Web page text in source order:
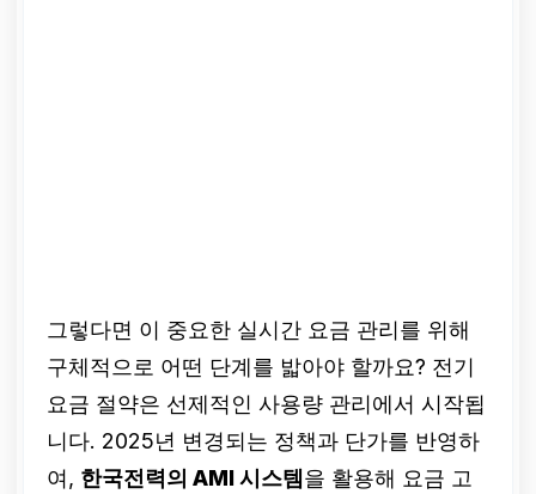
그렇다면 이 중요한 실시간 요금 관리를 위해
구체적으로 어떤 단계를 밟아야 할까요? 전기
요금 절약은 선제적인 사용량 관리에서 시작됩
니다. 2025년 변경되는 정책과 단가를 반영하
여, 한국전력의 AMI 시스템을 활용해 요금 고